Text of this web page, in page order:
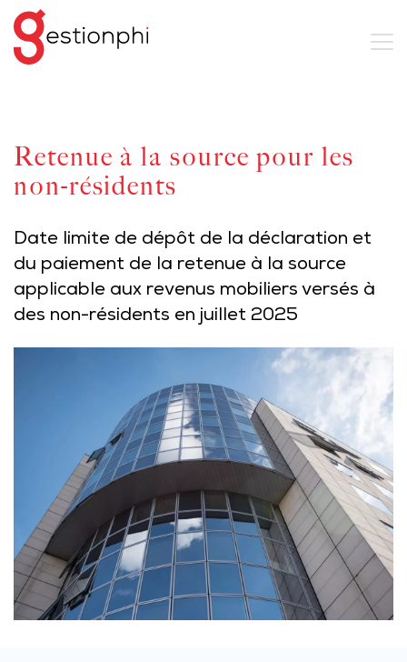
Retenue à la source pour les
non-résidents
Date limite de dépôt de la déclaration et
du paiement de la retenue à la source
applicable aux revenus mobiliers versés à
des non-résidents en juillet 2025